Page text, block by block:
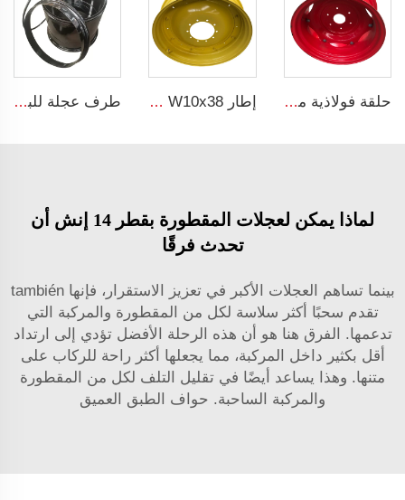
حلقة فولاذية مخصصة للجرارات مع عجلات مثبتة تناسب إطار إطارات الحجم 12.4-24 للأجهزة الزراعية إطار W10x38 أطراف فولاذية زراعية للإطار 11.2-38 مصنعي أطراف الجرارات طرف عجلة للبيع مصنع مخصص أطراف حفار 20-26 لإطار 23.1-26
لماذا يمكن لعجلات المقطورة بقطر 14 إنش أن
تحدث فرقًا
بينما تساهم العجلات الأكبر في تعزيز الاستقرار، فإنها también
تقدم سحبًا أكثر سلاسة لكل من المقطورة والمركبة التي
تدعمها. الفرق هنا هو أن هذه الرحلة الأفضل تؤدي إلى ارتداد
أقل بكثير داخل المركبة، مما يجعلها أكثر راحة للركاب على
متنها. وهذا يساعد أيضًا في تقليل التلف لكل من المقطورة
والمركبة الساحبة. حواف الطبق العميق